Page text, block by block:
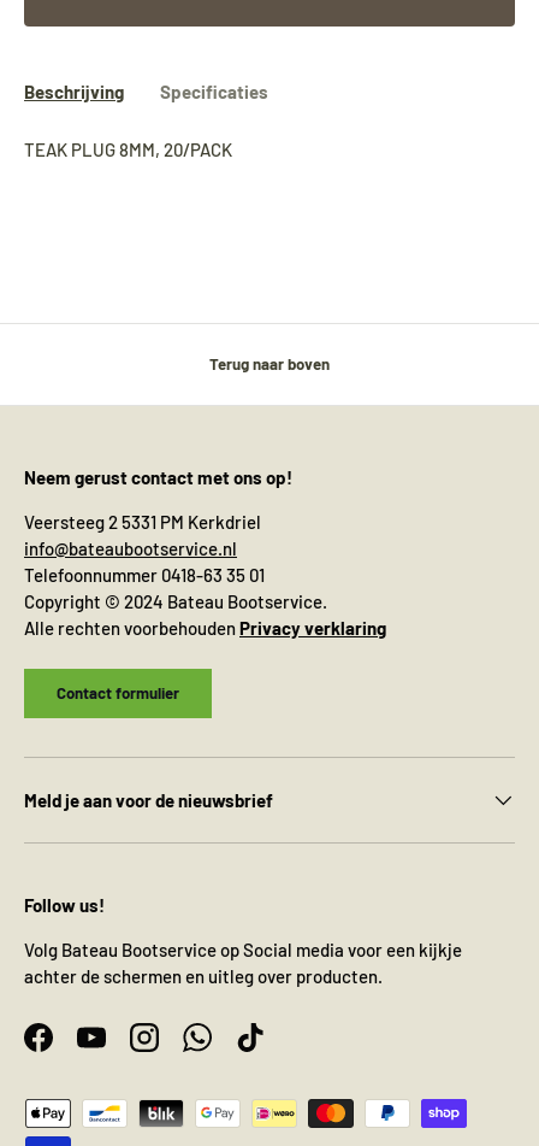
Beschrijving Specificaties
TEAK PLUG 8MM, 20/PACK
Terug naar boven
Neem gerust contact met ons op!
Veersteeg 2 5331 PM Kerkdriel
info@bateaubootservice.nl
Telefoonnummer 0418-63 35 01
Copyright © 2024 Bateau Bootservice.
Alle rechten voorbehoudenPrivacy verklaring
Contact formulier
Meld je aan voor de nieuwsbrief
Follow us!
Volg Bateau Bootservice op Social media voor een kijkje
achter de schermen en uitleg over producten.
FacebookYouTubeInstagramWhatsAppTikTok
Geaccepteerde betaalmethoden